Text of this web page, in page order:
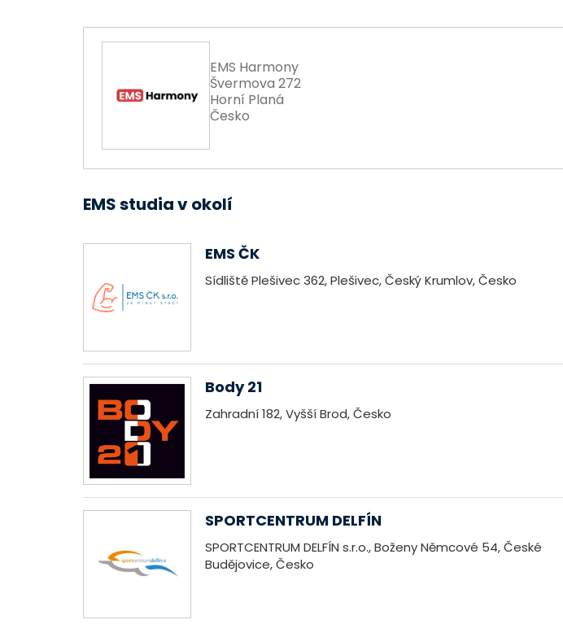
EMS Harmony
Švermova 272
Horní Planá
Česko
EMS studia v okolí
EMS ČK
Sídliště Plešivec 362, Plešivec, Český Krumlov, Česko
Body 21
Zahradní 182, Vyšší Brod, Česko
SPORTCENTRUM DELFÍN
SPORTCENTRUM DELFÍN s.r.o., Boženy Němcové 54, České
Budějovice, Česko